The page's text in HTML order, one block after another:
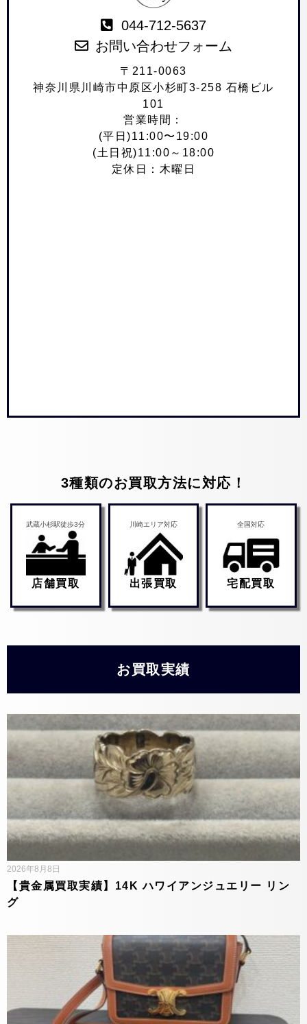
044-712-5637
お問い合わせフォーム
〒211-0063
神奈川県川崎市中原区小杉町3-258 石橋ビル
101
営業時間：
(平日)11:00〜19:00
(土日祝)11:00～18:00
定休日：木曜日
3種類のお買取方法に対応！
武蔵小杉駅徒歩3分
店舗買取
川崎エリア対応
出張買取
全国対応
宅配買取
お買取実績
【貴金属買取実績】14K ハワイアンジュエリー リン
グ
2026年8月8日